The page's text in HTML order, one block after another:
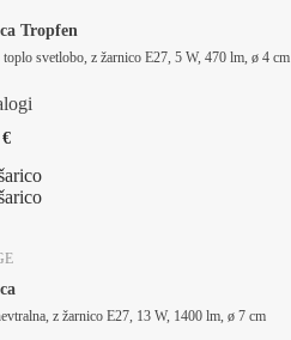
Tropfen
svetlobo, z žarnico E27, 5 W, 470 lm, ø 4 cm
z žarnico E27, 13 W, 1400 lm, ø 7 cm